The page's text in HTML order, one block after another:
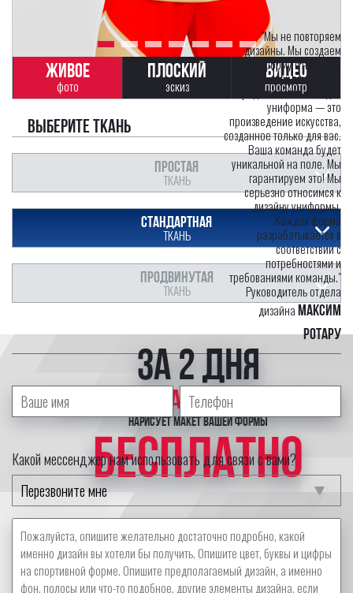
ЖИВОЕ
фото
ПЛОСКИЙ
эскиз
ВИДЕО
просмотр
Выберите ткань
ПРОСТАЯ
ТКАНЬ
СТАНДАРТНАЯ
ТКАНЬ
ПРОДВИНУТАЯ
ТКАНЬ
"Мы не повторяем
дизайны. Мы создаем
вашу униформу с нуля так,
как вы ее себе
представляете. Каждая
униформа — это
произведение искусства,
созданное только для вас.
Ваша команда будет
уникальной на поле. Мы
гарантируем это! Мы
серьезно относимся к
дизайну униформы.
Каждая форма
разрабатывается в
соответствии с
потребностями и
требованиями команды."
Руководитель отдела
дизайнаМаксим
Ротару
за 2 дня
профессиональный дизайнер
нарисует макет вашей формы
БЕСПЛАТНО
Какой мессенджер нам использовать для связи с вами?